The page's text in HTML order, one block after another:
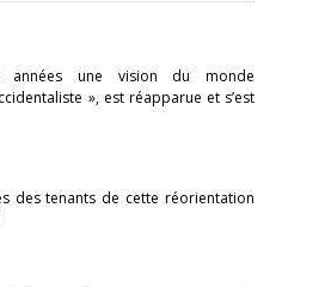
années une vision du monde
», est réapparue et s’est
des tenants de cette réorientation